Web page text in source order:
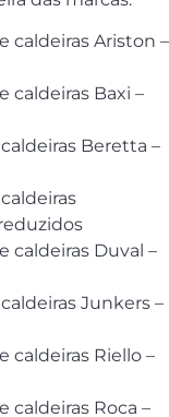
caldeiras Ariston –
caldeiras Baxi –
Beretta –
caldeiras Duval –
Junkers –
caldeiras Riello –
caldeiras Roca –